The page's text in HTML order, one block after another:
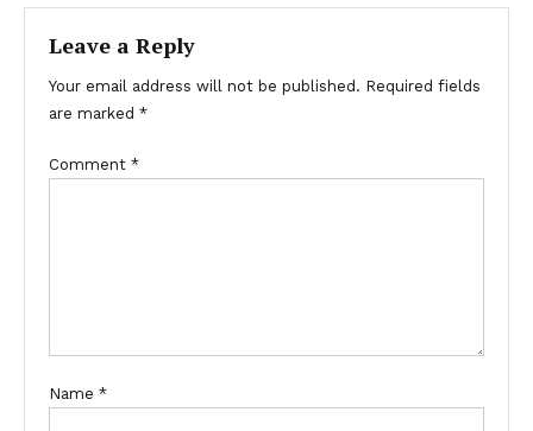
Leave a Reply
Your email address will not be published. Required fields
are marked *
Comment *
Name *